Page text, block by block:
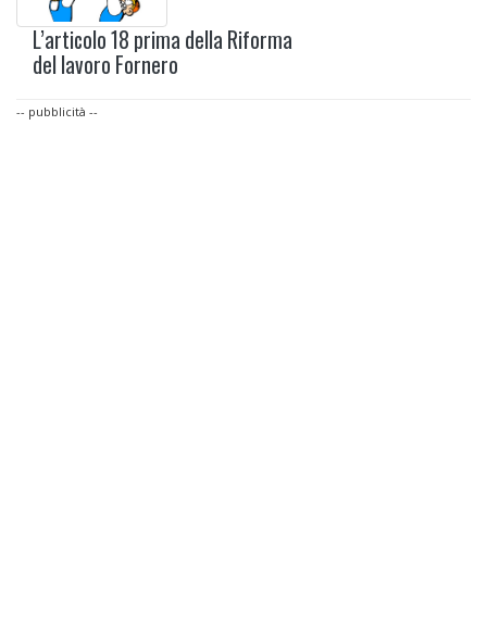
L’articolo 18 prima della Riforma
del lavoro Fornero
-- pubblicità --